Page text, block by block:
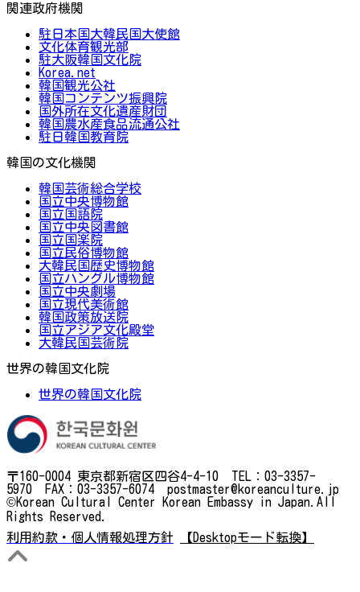
関連政府機関
駐日本国大韓民国大使館
文化体育観光部
駐大阪韓国文化院
Korea.net
韓国観光公社
韓国コンテンツ振興院
国外所在文化遺産財団
韓国農水産食品流通公社
駐日韓国教育院
韓国の文化機関
韓国芸術総合学校
国立中央博物館
国立国語院
国立中央図書館
国立国楽院
国立民俗博物館
大韓民国歴史博物館
国立ハングル博物館
国立中央劇場
国立現代美術館
韓国政策放送院
国立アジア文化殿堂
大韓民国芸術院
世界の韓国文化院
世界の韓国文化院
〒160-0004 東京都新宿区四谷4-4-10 TEL：03-3357-
5970 FAX：03-3357-6074 postmaster@koreanculture.jp
©Korean Cultural Center Korean Embassy in Japan.All
Rights Reserved.
利用約款・個人情報処理方針
【Desktopモード転換】